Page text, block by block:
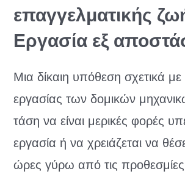
επαγγελματικής
Εργασία εξ
Μια δίκαιη υπόθεση σχετικά
εργασίας των δομικών
τάση να είναι μερικές φορές
εργασία ή να χρειάζεται να
ώρες γύρω από τις προθεσμίες